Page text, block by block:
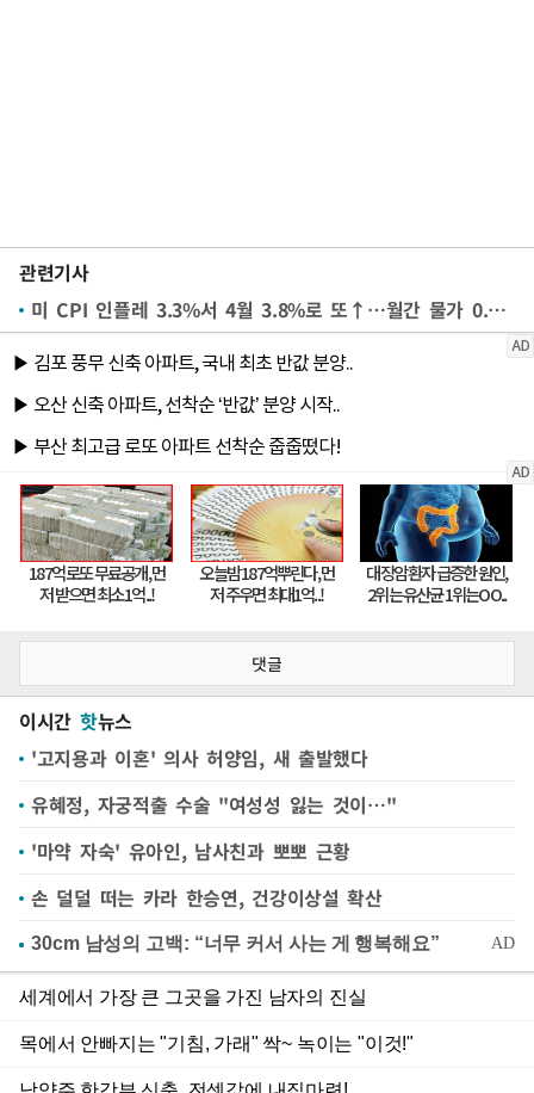
관련기사
미 CPI 인플레 3.3%서 4월 3.8%로 또↑…월간 물가 0.6% 올라 (종합)
댓글
이시간 핫뉴스
'고지용과 이혼' 의사 허양임, 새 출발했다
유혜정, 자궁적출 수술 "여성성 잃는 것이…"
'마약 자숙' 유아인, 남사친과 뽀뽀 근황
손 덜덜 떠는 카라 한승연, 건강이상설 확산